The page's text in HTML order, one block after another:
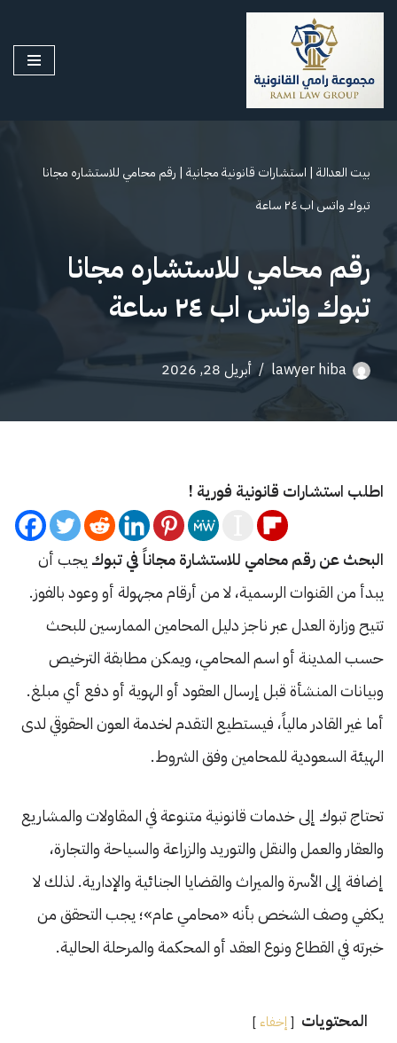
إلى
بيت العدالة | استشارات قانونية مجانية | رقم محامي للاستشاره مجانا
تبوك واتس اب ٢٤ ساعة
رقم محامي للاستشاره مجانا
تبوك واتس اب ٢٤ ساعة
lawyer hiba أبريل 28, 2026
اطلب استشارات قانونية فورية !
البحث عن رقم محامي للاستشارة مجاناً في تبوك يجب أن
يبدأ من القنوات الرسمية، لا من أرقام مجهولة أو وعود بالفوز.
تتيح وزارة العدل عبر ناجز دليل المحامين الممارسين للبحث
حسب المدينة أو اسم المحامي، ويمكن مطابقة الترخيص
وبيانات المنشأة قبل إرسال العقود أو الهوية أو دفع أي مبلغ.
أما غير القادر مالياً، فيستطيع التقدم لخدمة العون الحقوقي لدى
الهيئة السعودية للمحامين وفق الشروط.
تحتاج تبوك إلى خدمات قانونية متنوعة في المقاولات والمشاريع
والعقار والعمل والنقل والتوريد والزراعة والسياحة والتجارة،
إضافة إلى الأسرة والميراث والقضايا الجنائية والإدارية. لذلك لا
يكفي وصف الشخص بأنه «محامي عام»؛ يجب التحقق من
خبرته في القطاع ونوع العقد أو المحكمة والمرحلة الحالية.
المحتويات إخفاء